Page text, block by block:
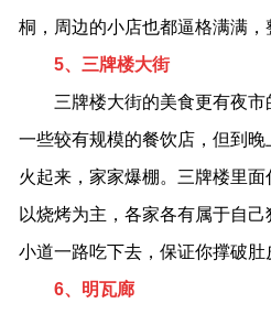
桐，周边的小店也都逼格满满，
5、三牌楼大街
三牌楼大街的美食更有夜市
一些较有规模的餐饮店，但到
火起来，家家爆棚。三牌楼里
以烧烤为主，各家各有属于自
小道一路吃下去，保证你撑破肚
6、明瓦廊